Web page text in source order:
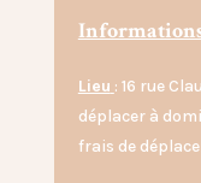
Lieu : 16 rue
déplacer à
frais de